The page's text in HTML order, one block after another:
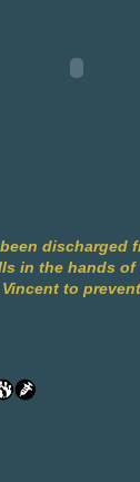
in the hands
to